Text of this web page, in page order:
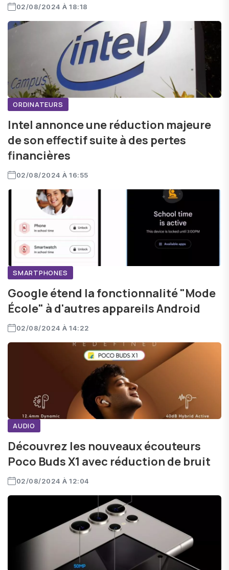
02/08/2024 À 18:18
ORDINATEURS
Intel annonce une réduction majeure
de son effectif suite à des pertes
financières
02/08/2024 À 16:55
SMARTPHONES
Google étend la fonctionnalité "Mode
École" à d'autres appareils Android
02/08/2024 À 14:22
AUDIO
Découvrez les nouveaux écouteurs
Poco Buds X1 avec réduction de bruit
02/08/2024 À 12:04